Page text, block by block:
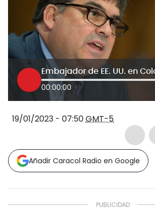
00:00:00
19/01/2023 - 07:50GMT-5
Añadir Caracol Radio en Google